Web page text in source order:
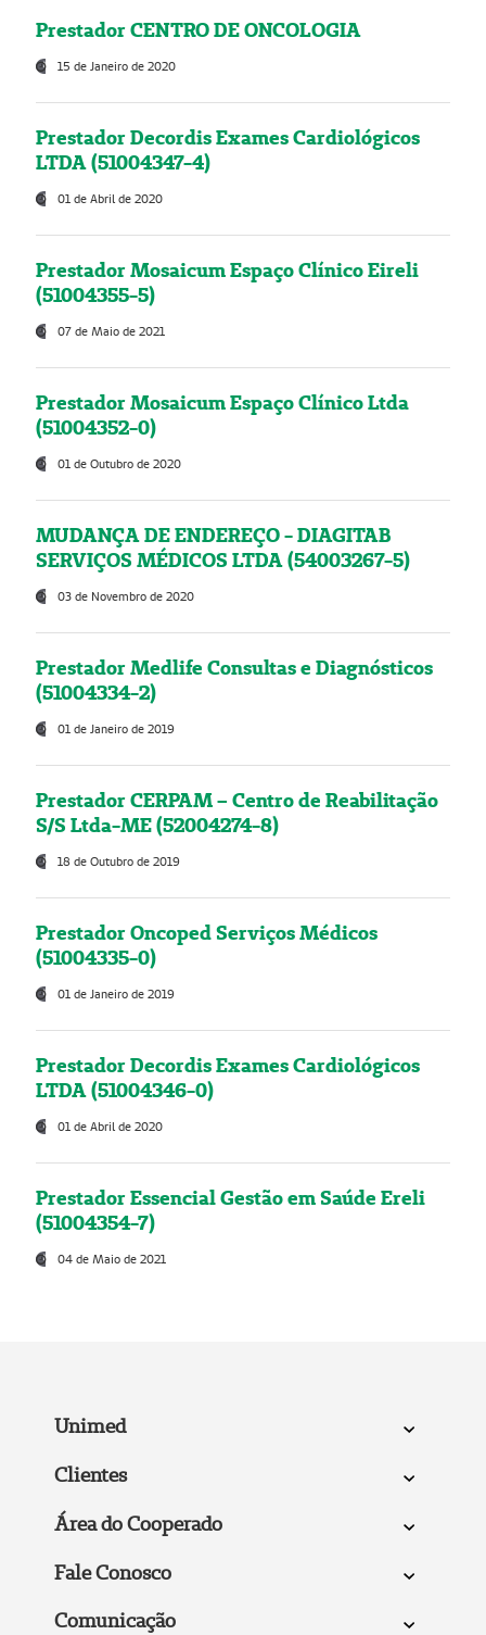
Prestador CENTRO DE ONCOLOGIA
15 de Janeiro de 2020
Prestador Decordis Exames Cardiológicos
LTDA (51004347-4)
01 de Abril de 2020
Prestador Mosaicum Espaço Clínico Eireli
(51004355-5)
07 de Maio de 2021
Prestador Mosaicum Espaço Clínico Ltda
(51004352-0)
01 de Outubro de 2020
MUDANÇA DE ENDEREÇO - DIAGITAB
SERVIÇOS MÉDICOS LTDA (54003267-5)
03 de Novembro de 2020
Prestador Medlife Consultas e Diagnósticos
(51004334-2)
01 de Janeiro de 2019
Prestador CERPAM – Centro de Reabilitação
S/S Ltda-ME (52004274-8)
18 de Outubro de 2019
Prestador Oncoped Serviços Médicos
(51004335-0)
01 de Janeiro de 2019
Prestador Decordis Exames Cardiológicos
LTDA (51004346-0)
01 de Abril de 2020
Prestador Essencial Gestão em Saúde Ereli
(51004354-7)
04 de Maio de 2021
Unimed
Clientes
Área do Cooperado
Fale Conosco
Comunicação